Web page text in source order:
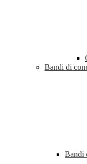
Bandi di
Bandi